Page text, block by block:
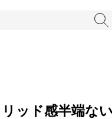
ッド感半端な